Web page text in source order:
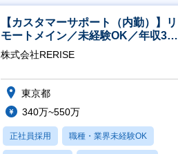
【カスタマーサポート（内勤）】リ
モートメイン／未経験OK／年収340
万～／年間休日125日
株式会社RERISE
東京都
340万~550万
正社員採用 職種・業界未経験OK